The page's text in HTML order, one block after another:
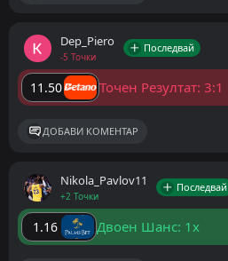
Dep_Piero
-5 Точки
Последвай
11.50 Точен Резултат: 3:1
ДОБАВИ КОМЕНТАР
Nikola_Pavlov11
+2 Точки
Последвай
1.16 Двоен Шанс: 1x